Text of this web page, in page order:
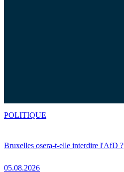
Bruxelles osera-t-elle interdire l'AfD ?
05.08.2026
POLITIQUE